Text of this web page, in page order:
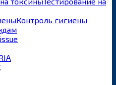
Контроль гигиены